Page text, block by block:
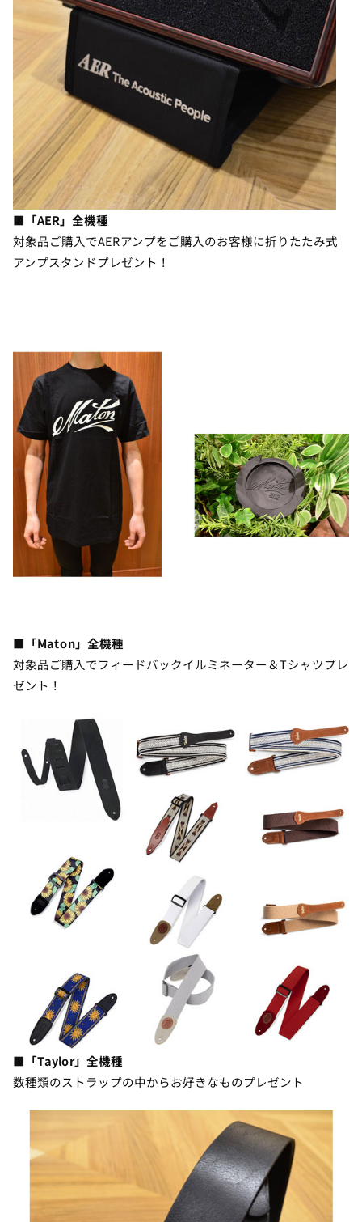
■「AER」全機種
対象品ご購入でAERアンプをご購入のお客様に折りたたみ式
アンプスタンドプレゼント！
■「Maton」全機種
対象品ご購入でフィードバックイルミネーター＆Tシャツプレ
ゼント！
■「Taylor」全機種
数種類のストラップの中からお好きなものプレゼント